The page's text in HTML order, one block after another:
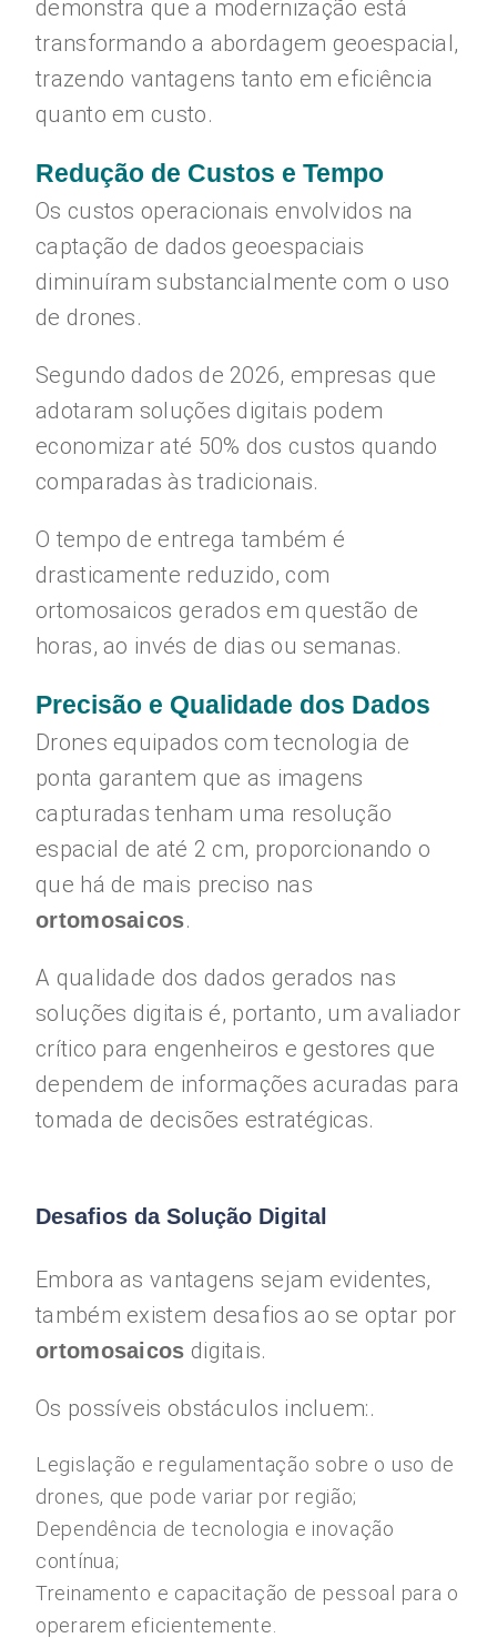
demonstra que a modernização está
transformando a abordagem geoespacial,
trazendo vantagens tanto em eficiência
quanto em custo.
Redução de Custos e Tempo
Os custos operacionais envolvidos na
captação de dados geoespaciais
diminuíram substancialmente com o uso
de drones.
Segundo dados de 2026, empresas que
adotaram soluções digitais podem
economizar até 50% dos custos quando
comparadas às tradicionais.
O tempo de entrega também é
drasticamente reduzido, com
ortomosaicos gerados em questão de
horas, ao invés de dias ou semanas.
Precisão e Qualidade dos Dados
Drones equipados com tecnologia de
ponta garantem que as imagens
capturadas tenham uma resolução
espacial de até 2 cm, proporcionando o
que há de mais preciso nas
ortomosaicos.
A qualidade dos dados gerados nas
soluções digitais é, portanto, um avaliador
crítico para engenheiros e gestores que
dependem de informações acuradas para
tomada de decisões estratégicas.
Desafios da Solução Digital
Embora as vantagens sejam evidentes,
também existem desafios ao se optar por
ortomosaicos digitais.
Os possíveis obstáculos incluem:.
Legislação e regulamentação sobre o uso de
drones, que pode variar por região;
Dependência de tecnologia e inovação
contínua;
Treinamento e capacitação de pessoal para o
operarem eficientemente.